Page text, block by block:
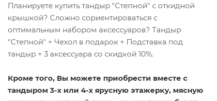
Планируете купить тандыр "Степной" с откидной
крышкой? Сложно сориентироваться с
оптимальным набором аксессуаров? Тандыр
"Степной" + Чехол в подарок + Подставка под
тандыр + 3 аксессуара со скидкой 10%.
Кроме того, Вы можете приобрести вместе с
тандыром 3-х или 4-х ярусную этажерку, мясную